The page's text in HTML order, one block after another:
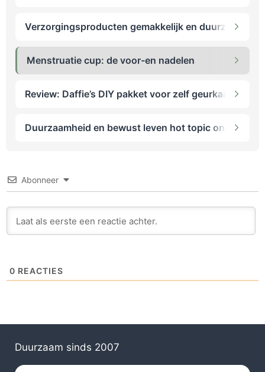
Verzorgingsproducten gemakkelijk en duurzaam
Menstruatie cup: de voor-en nadelen
Review: Daffie’s DIY pakket voor zelf geurkaarsen
Duurzaamheid en bewust leven hot topic onder
Abonneer
0 REACTIES
Duurzaam sinds 2007